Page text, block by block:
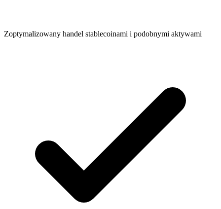
Zoptymalizowany handel stablecoinami i podobnymi aktywami